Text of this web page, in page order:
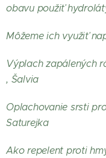
obavu použiť
Môžeme ich využiť
Výplach zapálených
, Šalvia
Oplachovanie srsti
Saturejka
Ako repelent proti